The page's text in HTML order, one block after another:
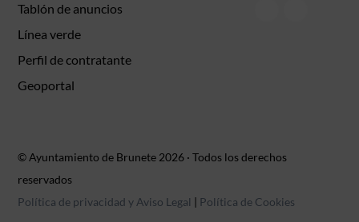
Tablón de anuncios
Línea verde
Perfil de contratante
Geoportal
© Ayuntamiento de Brunete 2026 · Todos los derechos
reservados
Política de privacidad y Aviso Legal
Política de Cookies